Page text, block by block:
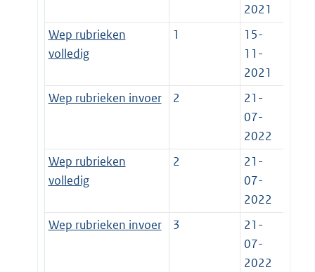
2021
Wep rubrieken
volledig
1
15-
11-
2021
Wep rubrieken invoer
2
21-
07-
2022
Wep rubrieken
volledig
2
21-
07-
2022
Wep rubrieken invoer
3
21-
07-
2022